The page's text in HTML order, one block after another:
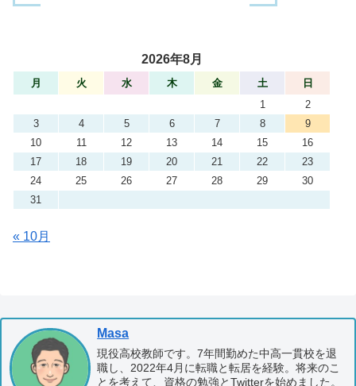
2026年8月
月 火 水 木 金 土
日
1
2
3
4 5 6 7 8
9
10
11 12 13 14 15
16
17
18 19 20 21 22
23
24
25 26 27 28 29
30
31
« 10月
Masa
現役高校教師です。7年間勤めた中高一貫校を退
職し、2022年4月に転職と転居を経験。将来のこ
とを考えて、資格の勉強とTwitterを始めました。